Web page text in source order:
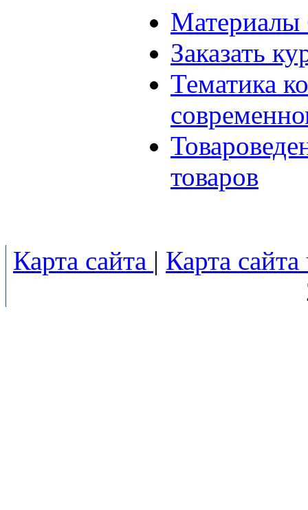
Материалы
Заказать
Тематика
товаров
Карта сайта | Карта сайта